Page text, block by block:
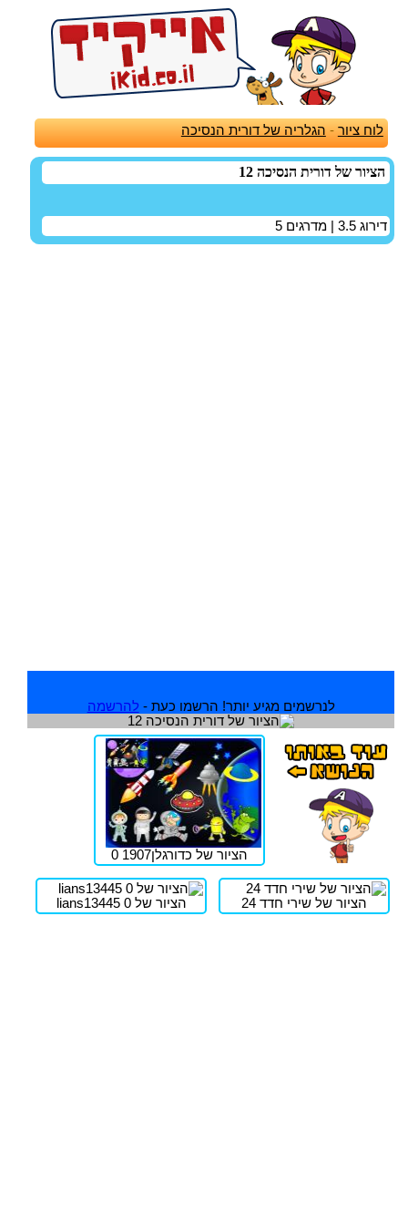
לוח ציור - הגלריה של דורית הנסיכה
הציור של דורית הנסיכה 12
דירוג 3.5 | מדרגים 5
לנרשמים מגיע יותר! הרשמו כעת - להרשמה
הציור של כדורגלן1907 0
הציור של שירי חדד 24 הציור של lians13445 0